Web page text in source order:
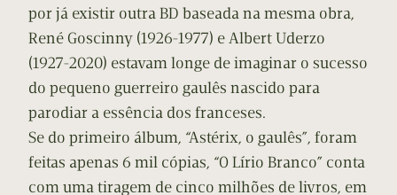
por já existir outra BD baseada na mesma obra,
René Goscinny (1926-1977) e Albert Uderzo
(1927-2020) estavam longe de imaginar o sucesso
do pequeno guerreiro gaulês nascido para
parodiar a essência dos franceses.
Se do primeiro álbum, “Astérix, o gaulês”, foram
feitas apenas 6 mil cópias, “O Lírio Branco” conta
com uma tiragem de cinco milhões de livros, em